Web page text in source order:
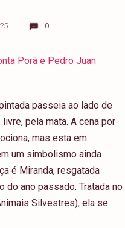
0
Porã e Pedro Juan
passeia ao lado de
pela mata. A cena por
mas esta em
um simbolismo ainda
é Miranda, resgatada
do ano passado. Tratada no
Silvestres), ela se